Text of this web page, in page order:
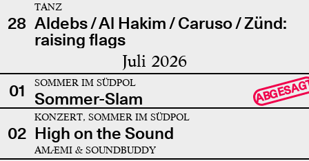
28
TANZ
Aldebs / Al Hakim / Caruso / Zünd:
raising flags
Juli 2026
01 SOMMER IM SÜDPOL
Sommer-Slam
02
KONZERT, SOMMER IM SÜDPOL
High on the Sound
AMÆMI & SOUNDBUDDY